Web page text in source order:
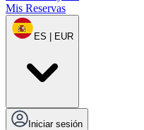
Mis Reservas
ES | EUR
Iniciar sesión